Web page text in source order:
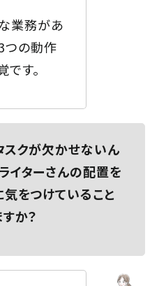
業務があ
つの動作
す。
スクが欠かせないん
イターさんの配置を
をつけていること
か？